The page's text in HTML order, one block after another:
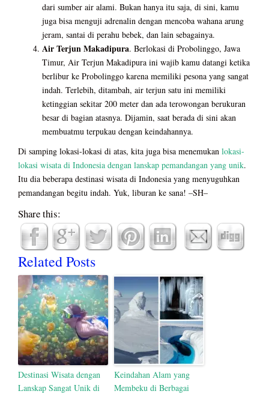
dari sumber air alami. Bukan hanya itu saja, di sini, kamu
juga bisa menguji adrenalin dengan mencoba wahana arung
jeram, santai di perahu bebek, dan lain sebagainya.
Air Terjun Makadipura. Berlokasi di Probolinggo, Jawa
Timur, Air Terjun Makadipura ini wajib kamu datangi ketika
berlibur ke Probolinggo karena memiliki pesona yang sangat
indah. Terlebih, ditambah, air terjun satu ini memiliki
ketinggian sekitar 200 meter dan ada terowongan berukuran
besar di bagian atasnya. Dijamin, saat berada di sini akan
membuatmu terpukau dengan keindahannya.
Di samping lokasi-lokasi di atas, kita juga bisa menemukan lokasi-
lokasi wisata di Indonesia dengan lanskap pemandangan yang unik.
Itu dia beberapa destinasi wisata di Indonesia yang menyuguhkan
pemandangan begitu indah. Yuk, liburan ke sana! –SH–
Share this:
Related Posts
Destinasi Wisata dengan
Lanskap Sangat Unik di
Keindahan Alam yang
Membeku di Berbagai